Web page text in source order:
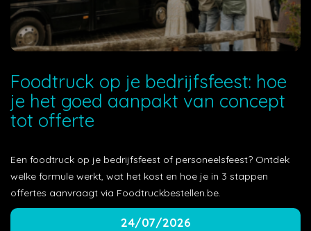
Foodtruck op je bedrijfsfeest: hoe
je het goed aanpakt van concept
tot offerte
Een foodtruck op je bedrijfsfeest of personeelsfeest? Ontdek
welke formule werkt, wat het kost en hoe je in 3 stappen
offertes aanvraagt via Foodtruckbestellen.be.
24/07/2026